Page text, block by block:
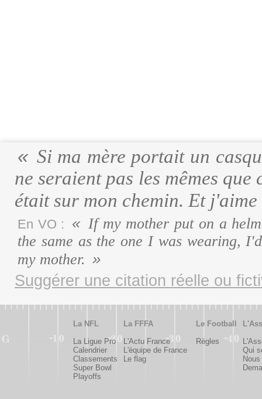
Si ma mère portait un
ne seraient pas les mêmes
était sur mon chemin. Et
En VO :
If my mother put on a
the same as the one I was wearing,
my mother.
Suggérer une citation réelle ou
La NFL
La Ligue Pro
Calendrier
Classements
Super Bowl
Playoffs
La FFFA
L'Actu France
L'équipe de France
Le flag
Le Football
Règles
Qui